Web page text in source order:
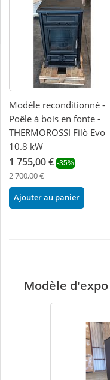
Modèle reconditionné -
Poêle à bois en fonte -
THERMOROSSI Filò Evo
10.8 kW
1 755,00 € -35%
2 700,00 €
Ajouter au panier
Modèle d'expo